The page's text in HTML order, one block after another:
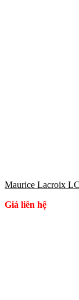
Maurice Lacroix
Giá liên hệ